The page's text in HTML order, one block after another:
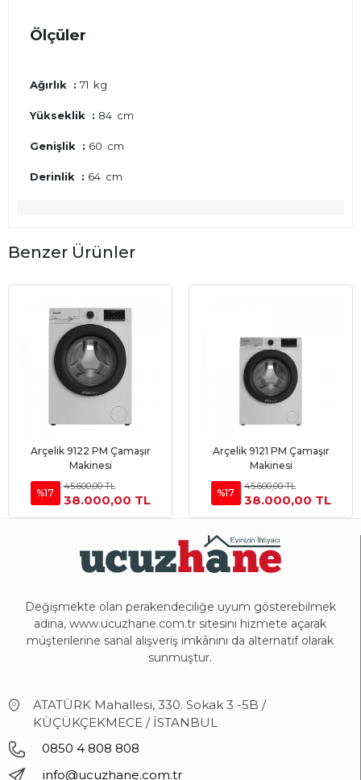
Ölçüler
Ağırlık : 71 kg
Yükseklik : 84 cm
Genişlik : 60 cm
Derinlik : 64 cm
Benzer Ürünler
Sepete Ekle
Arçelik 9122 PM Çamaşır
Makinesi
%17
45.600,00 TL
38.000,00 TL
Sepete Ekle
Arçelik 9121 PM Çamaşır
Makinesi
%17
45.600,00 TL
38.000,00 TL
Değişmekte olan perakendeciliğe uyum gösterebilmek
adına, www.ucuzhane.com.tr sitesini hizmete açarak
müşterilerine sanal alışveriş imkânını da alternatif olarak
sunmuştur.
ATATÜRK Mahallesi, 330. Sokak 3 -5B /
KÜÇÜKÇEKMECE / İSTANBUL
0850 4 808 808
info@ucuzhane.com.tr